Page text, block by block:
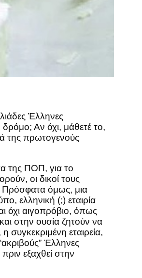
Έλληνες
Αν όχι, μάθετέ το,
της πρωτογενούς
της ΠΟΠ, για το
οι δικοί τους
Πρόσφατα όμως, μια
ελληνική (;) εταιρία
όχι αιγοπρόβιο, όπως
στην ουσία ζητούν να
εταιρεία,
Έλληνες
εξαχθεί στην